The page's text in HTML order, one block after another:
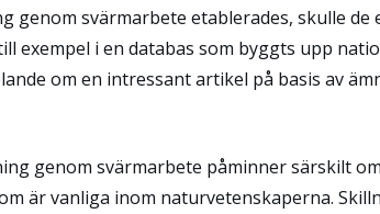
genom svärmarbete etablerades, skulle de
exempel i en databas som byggts upp
om en intressant artikel på basis av
genom svärmarbete påminner särskilt
är vanliga inom naturvetenskaperna.